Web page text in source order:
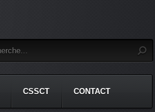
CSSCT CONTACT